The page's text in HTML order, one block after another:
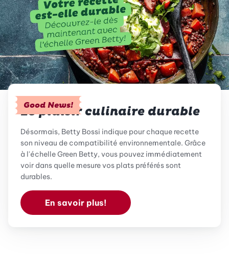
Good News!
Le plaisir culinaire durable
Désormais, Betty Bossi indique pour chaque recette
son niveau de compatibilité environnementale. Grâce
à l'échelle Green Betty, vous pouvez immédiatement
voir dans quelle mesure vos plats préférés sont
durables.
En savoir plus!